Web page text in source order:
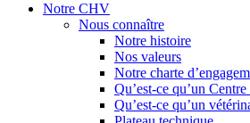
Notre CHV
Nous connaître
Notre histoire
Nos valeurs
Notre charte
Qu’est-ce qu’un
Qu’est-ce qu’un